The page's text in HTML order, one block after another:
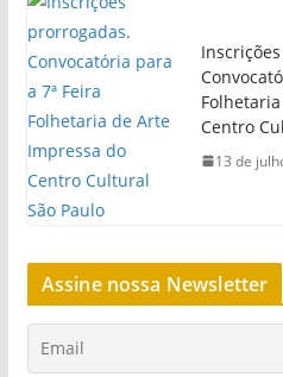
Centro
13 de
Assine nossa Newsletter